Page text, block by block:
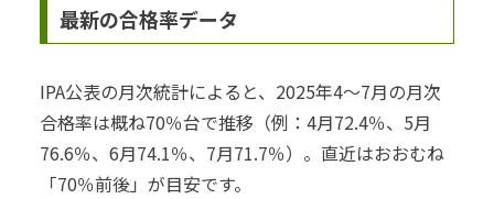
最新の合格率データ
IPA公表の月次統計によると、2025年4〜7月の月次
合格率は概ね70％台で推移（例：4月72.4％、5月
76.6％、6月74.1％、7月71.7％）。直近はおおむね
「70％前後」が目安です。